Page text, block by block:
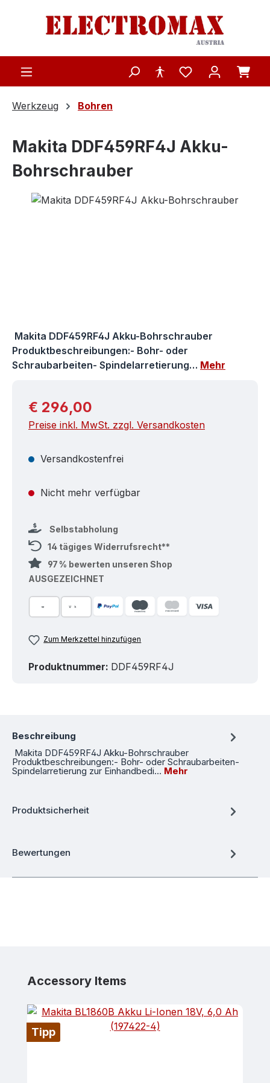
Zum Hauptinhalt springen
Werkzeug Bohren
Makita DDF459RF4J Akku-
Bohrschrauber
Bildergalerie überspringen
Makita DDF459RF4J Akku-Bohrschrauber
Produktbeschreibungen:- Bohr- oder
Schraubarbeiten- Spindelarretierung… Mehr
Regulärer Preis:
€ 296,00
Preise inkl. MwSt. zzgl. Versandkosten
Versandkostenfrei
Nicht mehr verfügbar
Selbstabholung
14 tägiges Widerrufsrecht**
97 % bewerten unseren Shop
AUSGEZEICHNET
Zum Merkzettel hinzufügen
Produktnummer: DDF459RF4J
Beschreibung
Makita DDF459RF4J Akku-Bohrschrauber
Produktbeschreibungen:- Bohr- oder Schraubarbeiten-
Spindelarretierung zur Einhandbedi… Mehr
Produktsicherheit
Bewertungen
Produktgalerie überspringen
Accessory Items
Tipp